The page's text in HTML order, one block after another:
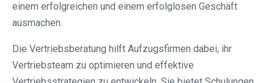
einem erfolgreichen und einem erfolglosen Geschäft
ausmachen.
Die Vertriebsberatung hilft Aufzugsfirmen dabei, ihr
Vertriebsteam zu optimieren und effektive